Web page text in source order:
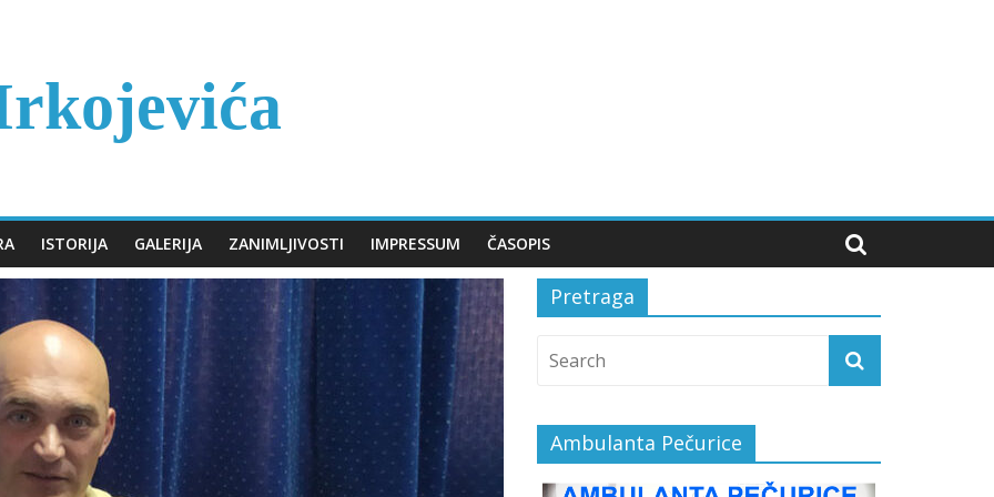
ISTORIJA GALERIJA ZANIMLJIVOSTI IMPRESSUM ČASOPIS
Pretraga
Ambulanta Pečurice